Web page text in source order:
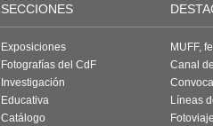
SECCIONES
Exposiciones
Fotografías del CdF
Investigación
Educativa
Catálogo
MUFF,
Canal
Líneas